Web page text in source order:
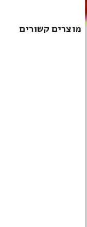
מוצרים קשורים